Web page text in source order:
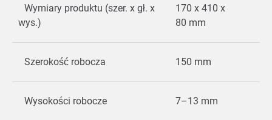
Wymiary produktu (szer. x gł. x
wys.)
170 x 410 x
80 mm
Szerokość robocza 150 mm
Wysokości robocze 7–13 mm